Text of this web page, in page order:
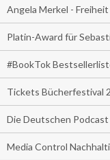
Angela Merkel - Freiheit
Platin-Award für
#BookTok
Tickets Bücherfestival
Die Deutschen
Media Control